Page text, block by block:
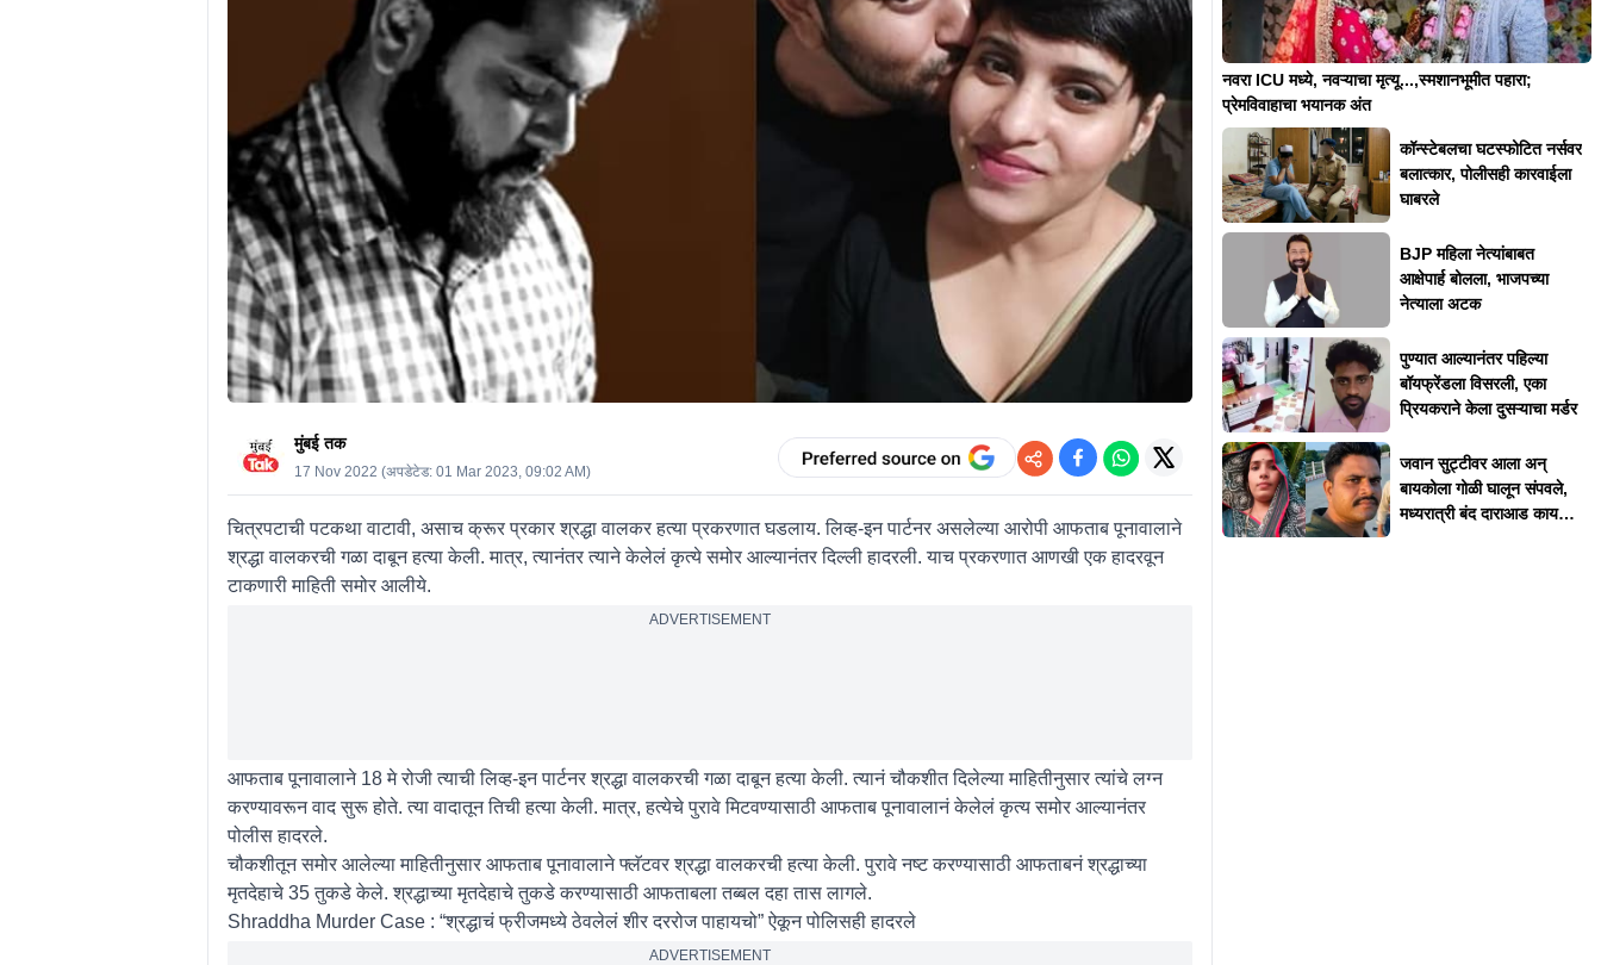
मुंबई तक
17 Nov 2022 (अपडेटेड: 01 Mar 2023, 09:02 AM)
चित्रपटाची पटकथा वाटावी, असाच क्रूर प्रकार श्रद्धा वालकर हत्या प्रकरणात घडलाय. लिव्ह-इन पार्टनर असलेल्या आरोपी आफताब पूनावालाने
श्रद्धा वालकरची गळा दाबून हत्या केली. मात्र, त्यानंतर त्याने केलेलं कृत्ये समोर आल्यानंतर दिल्ली हादरली. याच प्रकरणात आणखी एक हादरवून
टाकणारी माहिती समोर आलीये.
ADVERTISEMENT
आफताब पूनावालाने 18 मे रोजी त्याची लिव्ह-इन पार्टनर श्रद्धा वालकरची गळा दाबून हत्या केली. त्यानं चौकशीत दिलेल्या माहितीनुसार त्यांचे लग्न
करण्यावरून वाद सुरू होते. त्या वादातून तिची हत्या केली. मात्र, हत्येचे पुरावे मिटवण्यासाठी आफताब पूनावालानं केलेलं कृत्य समोर आल्यानंतर
पोलीस हादरले.
चौकशीतून समोर आलेल्या माहितीनुसार आफताब पूनावालाने फ्लॅटवर श्रद्धा वालकरची हत्या केली. पुरावे नष्ट करण्यासाठी आफताबनं श्रद्धाच्या
मृतदेहाचे 35 तुकडे केले. श्रद्धाच्या मृतदेहाचे तुकडे करण्यासाठी आफताबला तब्बल दहा तास लागले.
Shraddha Murder Case : “श्रद्धाचं फ्रीजमध्ये ठेवलेलं शीर दररोज पाहायचो” ऐकून पोलिसही हादरले
ADVERTISEMENT
नवरा ICU मध्ये, नवऱ्याचा मृत्यू...,स्मशानभूमीत पहारा;
प्रेमविवाहाचा भयानक अंत
कॉन्स्टेबलचा घटस्फोटित नर्सवर
बलात्कार, पोलीसही कारवाईला
घाबरले
BJP महिला नेत्यांबाबत
आक्षेपार्ह बोलला, भाजपच्या
नेत्याला अटक
पुण्यात आल्यानंतर पहिल्या
बॉयफ्रेंडला विसरली, एका
प्रियकराने केला दुसऱ्याचा मर्डर
जवान सुट्टीवर आला अन्
बायकोला गोळी घालून संपवले,
मध्यरात्री बंद दाराआड काय